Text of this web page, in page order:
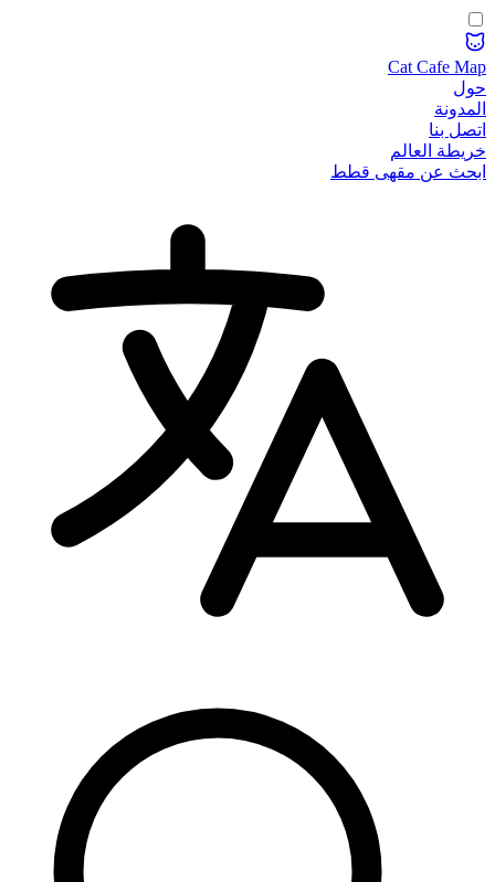
Cat Cafe Map
حول
المدونة
اتصل بنا
خريطة العالم
ابحث عن مقهى قطط